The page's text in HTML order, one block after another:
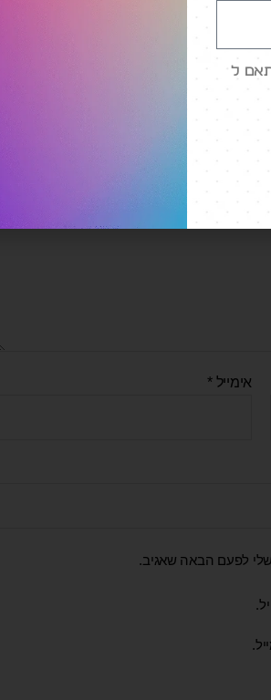
אימייל*
לפעם הבאה שאגיב.
ל